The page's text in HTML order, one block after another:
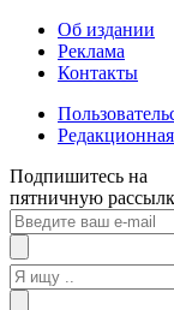
Об издании
Реклама
Контакты
Подпишитесь на
пятничную